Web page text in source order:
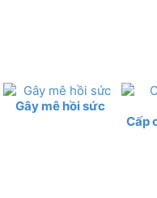
Gây mê hồi sức
Cấp